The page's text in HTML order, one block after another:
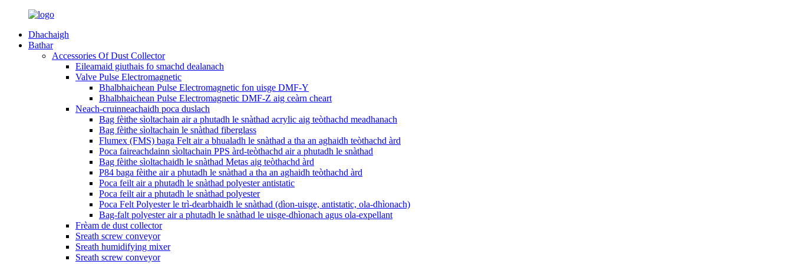
Dhachaigh
Bathar
Accessories Of Dust Collector
Eileamaid giuthais fo smachd dealanach
Valve Pulse Electromagnetic
Bhalbhaichean Pulse Electromagnetic fon uisge DMF-Y
Bhalbhaichean Pulse Electromagnetic DMF-Z aig ceàrn cheart
Neach-cruinneachaidh poca duslach
Bag fèithe sìoltachain air a phutadh le snàthad acrylic aig teòthachd meadhanach
Bag fèithe sìoltachain le snàthad fiberglass
Flumex (FMS) baga Felt air a bhualadh le snàthad a tha an aghaidh teòthachd àrd
Poca faireachdainn sìoltachain PPS àrd-teòthachd air a phutadh le snàthad
Bag fèithe sìoltachaidh le snàthad Metas aig teòthachd àrd
P84 baga fèithe air a phutadh le snàthad a tha an aghaidh teòthachd àrd
Poca feilt air a phutadh le snàthad polyester antistatic
Poca feilt air a phutadh le snàthad polyester
Poca Felt Polyester le trì-dearbhaidh le snàthad (dìon-uisge, antistatic, ola-dhìonach)
Bag-falt polyester air a phutadh le snàthad le uisge-dhìonach agus ola-expellant
Frèam de dust collector
Sreath screw conveyor
Sreath humidifying mixer
Sreath screw conveyor